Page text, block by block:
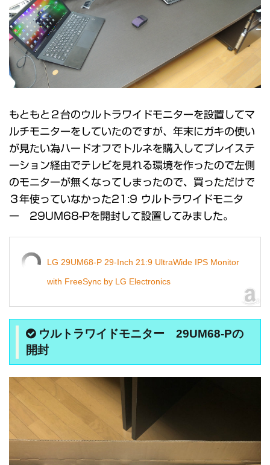
もともと２台のウルトラワイドモニターを設置してマ
ルチモニターをしていたのですが、年末にガキの使い
が見たい為ハードオフでトルネを購入してプレイステ
ーション経由でテレビを見れる環境を作ったので左側
のモニターが無くなってしまったので、買っただけで
３年使っていなかった21:9 ウルトラワイドモニタ
ー 29UM68-Pを開封して設置してみました。
LG 29UM68-P 29-Inch 21:9 UltraWide IPS Monitor
with FreeSync by LG Electronics
ウルトラワイドモニター 29UM68-Pの
開封